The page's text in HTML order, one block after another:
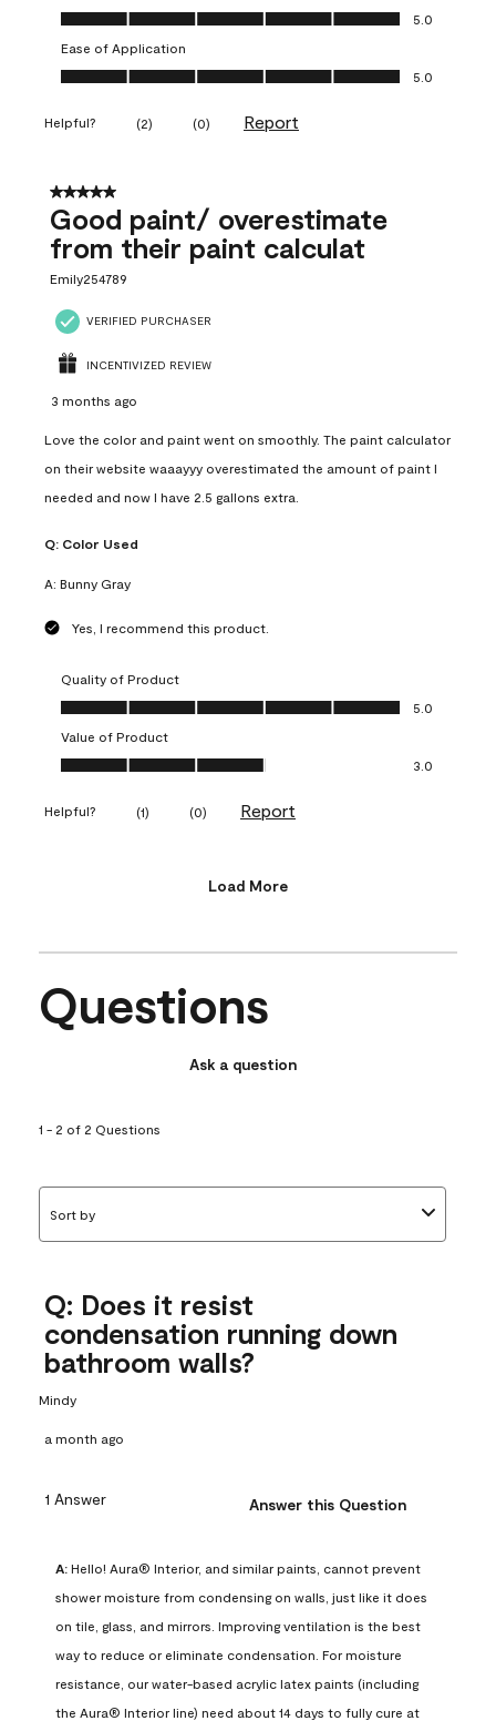
Value of Product, 5.0 out of 5
5.0
Ease of Application
Ease of Application, 5.0 out of 5
5.0
Helpful? (2) (0) Report
5 out of 5 stars.
Good paint/ overestimate
from their paint calculat
Emily254789
VERIFIED PURCHASER
INCENTIVIZED REVIEW
3 months ago
Love the color and paint went on smoothly. The paint calculator
on their website waaayyy overestimated the amount of paint I
needed and now I have 2.5 gallons extra.
Q: Color Used
A: Bunny Gray
Yes, I recommend this product.
Quality of Product
Quality of Product, 5.0 out of 5
5.0
Value of Product
Value of Product, 3.0 out of 5
3.0
Helpful? (1) (0) Report
Load More
Questions
Ask a question
1 - 2 of 2 Questions
Sort by
Q: Does it resist
condensation running down
bathroom walls?
Mindy
a month ago
1 Answer Answer this Question
A: Hello! Aura® Interior, and similar paints, cannot prevent
shower moisture from condensing on walls, just like it does
on tile, glass, and mirrors. Improving ventilation is the best
way to reduce or eliminate condensation. For moisture
resistance, our water-based acrylic latex paints (including
the Aura® Interior line) need about 14 days to fully cure at